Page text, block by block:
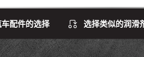
配件的选择 选择类似的润滑